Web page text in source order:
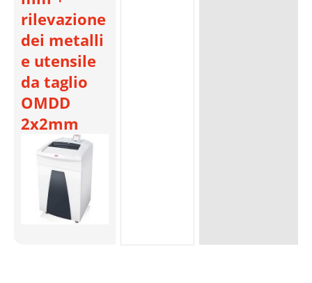
rilevazione
dei metalli
e utensile
da taglio
OMDD
2x2mm